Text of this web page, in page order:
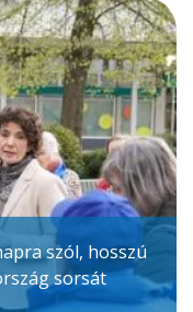
szól, hosszú
sorsát